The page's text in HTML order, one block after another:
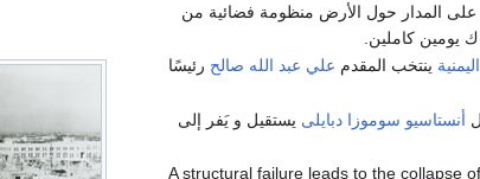
المدار حول الأرض منظومة فضائية من
يومين كاملين.
ينتخب المقدم علي عبد الله صالح رئيسًا
أنستاسيو سوموزا دبايلى يستقيل و يَفر إلى